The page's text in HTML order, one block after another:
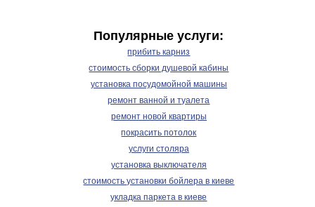
Популярные услуги:
прибить карниз
стоимость сборки душевой кабины
установка посудомойной машины
ремонт ванной и туалета
ремонт новой квартиры
покрасить потолок
услуги столяра
установка выключателя
стоимость установки бойлера в киеве
укладка паркета в киеве